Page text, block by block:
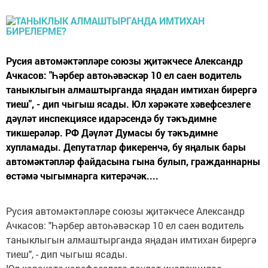
Русия автомәктәпләре союзы җитәкчесе Александр
Ачкасов: "Һәрбер автоһәвәскәр 10 ел саен водитель
таныклыгын алмаштырганда яңадан имтихан бирергә
тиеш", - дип чыгыш ясады. Юл хәрәкәте хәвефсезлеге
дәүләт инспекциясе идарәсендә бу тәкъдимне
тикшерәләр. РФ Дәүләт Думасы бу тәкъдимне
хупламады. Депутатлар фикеренчә, бу яңалык бары
автомәктәпләр файдасына гына булып, гражданнарны
өстәмә чыгымнарга китерәчәк....
Русия автомәктәпләре союзы җитәкчесе Александр
Ачкасов: "Һәрбер автоһәвәскәр 10 ел саен водитель
таныклыгын алмаштырганда яңадан имтихан бирергә
тиеш", - дип чыгыш ясады.